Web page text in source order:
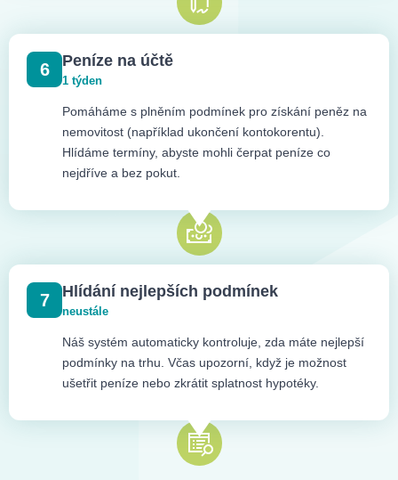
6 Peníze na účtě
1 týden
Pomáháme s plněním podmínek pro získání peněz na
nemovitost (například ukončení kontokorentu).
Hlídáme termíny, abyste mohli čerpat peníze co
nejdříve a bez pokut.
7 Hlídání nejlepších podmínek
neustále
Náš systém automaticky kontroluje, zda máte nejlepší
podmínky na trhu. Včas upozorní, když je možnost
ušetřit peníze nebo zkrátit splatnost hypotéky.